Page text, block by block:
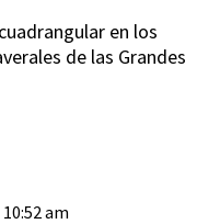
en los
de las Grandes
am